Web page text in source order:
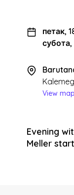
петак,
субота,
View map
Evening
Meller